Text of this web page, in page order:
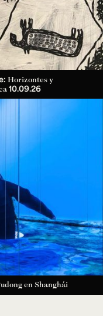
Horizontes y
10.09.26
en Shanghái